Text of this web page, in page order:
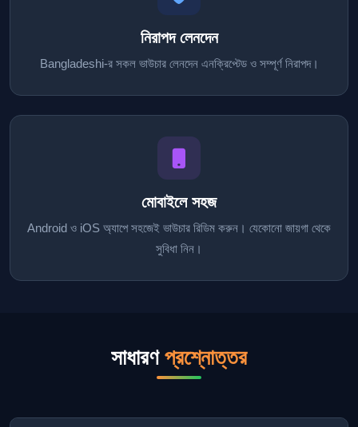
নিরাপদ লেনদেন
Bangladeshi-র সকল ভাউচার লেনদেন এনক্রিপ্টেড ও সম্পূর্ণ নিরাপদ।
মোবাইলে সহজ
Android ও iOS অ্যাপে সহজেই ভাউচার রিডিম করুন। যেকোনো জায়গা থেকে
সুবিধা নিন।
সাধারণপ্রশ্নোত্তর